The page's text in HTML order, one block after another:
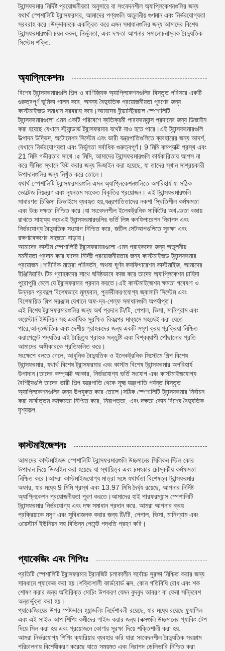
ট্রান্সফরমার নির্দিষ্ট প্রয়োজনীয়তা অনুসারে বা সংবেদনশীল অ্যাপ্লিকেশনগুলির জন্য
যথার্থ স্পেশালিটি ট্রান্সফরমার, আমাদের পণ্যগুলি অতুলনীয় গুণমান এবং নির্ভরযোগ্যতা
সরবরাহ করে।উদ্ভাবনকে একত্রিত করে এমন সমাধানগুলির জন্য আমাদের বিশেষ
ট্রান্সফরমারগুলি চয়ন করুন, নির্ভুলতা, এবং দক্ষতা আপনার সমালোচনামূলক বৈদ্যুতিক
সিস্টেম শক্তি.
অ্যাপ্লিকেশনঃ
বিশেষ ট্রান্সফরমারগুলি শিল্প ও বাণিজ্যিক অ্যাপ্লিকেশনগুলির বিস্তৃত পরিসরে একটি
গুরুত্বপূর্ণ ভূমিকা পালন করে, অনন্য বৈদ্যুতিক প্রয়োজনীয়তা পূরণের জন্য
কাস্টমাইজড সমাধান সরবরাহ করে।আমাদের ইন্ডাস্ট্রিয়াল স্পেশালিটি
ট্রান্সফরমারগুলো এমন একটি পরিবেশে ব্যতিক্রমী পারফরম্যান্স প্রদানের জন্য ডিজাইন
করা হয়েছে যেখানে স্ট্যান্ডার্ড ট্রান্সফরমার যথেষ্ট নাও হতে পারে।এই ট্রান্সফরমারগুলি
উত্পাদন উদ্ভিদ, অটোমেশন সিস্টেম এবং ভারী যন্ত্রপাতিগুলিতে ব্যবহারের জন্য আদর্শ,
যেখানে নির্ভরযোগ্যতা এবং নির্ভুলতা সর্বাধিক গুরুত্বপূর্ণ। 9 মিমি কমপ্যাক্ট প্রস্থ এবং
21 মিমি গভীরতার সাথে।৫ মিমি, আমাদের ট্রান্সফরমারগুলি কার্যকারিতায় আপস না
করে সীমিত স্থানে ফিট করার জন্য ডিজাইন করা হয়েছে, যা তাদের স্থান সাশ্রয়কারী
উপাদানগুলির জন্য নিখুঁত করে তোলে।
যথার্থ স্পেশালিটি ট্রান্সফরমারগুলি এমন অ্যাপ্লিকেশনগুলিতে অপরিহার্য যা সঠিক
ভোল্টেজ নিয়ন্ত্রণ এবং ন্যূনতম সংকেত বিকৃতির প্রয়োজন। এই ট্রান্সফরমারগুলি
সাধারণত চিকিত্সা ডিভাইসে ব্যবহৃত হয়,যন্ত্রপাতিতাদের নকশা স্থিতিশীল কর্মক্ষমতা
এবং উচ্চ দক্ষতা নিশ্চিত করে।যা সংবেদনশীল ইলেকট্রনিক সার্কিটের অখণ্ডতা বজায়
রাখতে সাহায্য করেএই ট্রান্সফরমারগুলির ভর্তি লিঙ্গ কনফিগারেশন নিরাপদ এবং
নির্ভরযোগ্য বৈদ্যুতিক সংযোগ নিশ্চিত করে, জটিল সেটআপগুলিতে সুরক্ষা এবং
রক্ষণাবেক্ষণের সহজতা বাড়ায়।
আমাদের কাস্টম স্পেশালিটি ট্রান্সফরমারগুলো এমন গ্রাহকদের জন্য অতুলনীয়
নমনীয়তা প্রদান করে যাদের নির্দিষ্ট প্রয়োজনীয়তার জন্য কাস্টমাইজড ট্রান্সফরমার
প্রয়োজন।শারীরিক মাত্রা পরিবর্তন, অথবা ঘূর্ণন কনফিগারেশন কাস্টমাইজ, আমাদের
ইঞ্জিনিয়ারিং টিম গ্রাহকদের সাথে ঘনিষ্ঠভাবে কাজ করে তাদের অ্যাপ্লিকেশন চাহিদা
পুরোপুরি মেলে যে ট্রান্সফরমার প্রদান করতে।এই কাস্টমাইজেশন ক্ষমতা গবেষণা ও
উন্নয়ন প্রকল্পে বিশেষভাবে মূল্যবান, পুনর্নবীকরণযোগ্য জ্বালানি সিস্টেম এবং
বিশেষায়িত শিল্প সরঞ্জাম যেখানে অফ-দ্য-শেল্ফ সমাধানগুলি অপর্যাপ্ত।
এই বিশেষ ট্রান্সফরমারগুলির জন্য অর্থ প্রদান টি/টি, পেপাল, ভিসা, মানিগ্রাম এবং
ওয়েস্টার্ন ইউনিয়ন সহ একাধিক সুরক্ষিত বিকল্পের মাধ্যমে সহজেই করা যেতে
পারে,আন্তর্জাতিক এবং দেশীয় গ্রাহকদের জন্য একটি মসৃণ ক্রয় প্রক্রিয়া নিশ্চিত
করাপেমেন্ট পদ্ধতির এই বৈচিত্র্য গ্রাহক সন্তুষ্টি এবং বিশ্বব্যাপী পৌঁছানোর প্রতি
আমাদের অঙ্গীকারকে প্রতিফলিত করে।
সংক্ষেপে বলতে গেলে, আধুনিক বৈদ্যুতিক ও ইলেকট্রনিক সিস্টেমে শিল্প বিশেষ
ট্রান্সফরমার, যথার্থ বিশেষ ট্রান্সফরমার এবং কাস্টম বিশেষ ট্রান্সফরমার অপরিহার্য
উপাদান।তাদের কম্প্যাক্ট আকার, নির্ভরযোগ্য ভর্তি সংযোগ এবং কাস্টমাইজযোগ্য
বৈশিষ্ট্যগুলি তাদের ভারী শিল্প যন্ত্রপাতি থেকে সূক্ষ্ম যন্ত্রপাতি পর্যন্ত বিস্তৃত
অ্যাপ্লিকেশনগুলির জন্য উপযুক্ত করে তোলে।সঠিক স্পেশালিটি ট্রান্সফরমার নির্বাচন
করা সর্বোত্তম কর্মক্ষমতা নিশ্চিত করে, নিরাপত্তা, এবং দক্ষতা কোন বিশেষ বৈদ্যুতিক
দৃশ্যকল্প.
কাস্টমাইজেশনঃ
আমাদের কাস্টমাইজড স্পেশালিটি ট্রান্সফরমারগুলি উচ্চমানের সিলিকন স্টিল কোর
উপাদান দিয়ে ডিজাইন করা হয়েছে যা স্থায়িত্ব এবং চমৎকার চৌম্বকীয় কর্মক্ষমতা
নিশ্চিত করে।আমরা কাস্টমাইজযোগ্য মাত্রা সঙ্গে যথার্থতা বিশেষত্ব ট্রান্সফরমার
অফার, যার মধ্যে 9 মিমি প্রস্থ এবং 13.97 মিমি দৈর্ঘ্য রয়েছে, আপনার নির্দিষ্ট
অ্যাপ্লিকেশন প্রয়োজনীয়তা পূরণ করতে।আমাদের হাই পারফরম্যান্স স্পেশালিটি
ট্রান্সফরমার নির্ভরযোগ্য এবং দক্ষ সমাধান প্রদান করে. আমরা আপনার ক্রয়
প্রক্রিয়াকে মসৃণ এবং সুবিধাজনক করার জন্য টি/টি, পেপাল, ভিসা, মানিগ্রাম এবং
ওয়েস্টার্ন ইউনিয়ন সহ বিভিন্ন পেমেন্ট পদ্ধতি গ্রহণ করি।
প্যাকেজিং এবং শিপিংঃ
প্রতিটি স্পেশালিটি ট্রান্সফরমার ট্রানজিট চলাকালীন সর্বোচ্চ সুরক্ষা নিশ্চিত করার জন্য
সাবধানে প্যাকেজ করা হয়।শক্তিশালী কার্ডবোর্ড বক্স. কোন গতিবিধি রোধ এবং শক
শোষণ করার জন্য অতিরিক্ত মোচিং উপকরণ যেমন বুদবুদ আবরণ বা ফেনা সন্নিবেশ
অন্তর্ভুক্ত করা হয়।
প্যাকেজিংয়ের উপর স্পষ্টভাবে হ্যান্ডলিং নির্দেশাবলী রয়েছে, যার মধ্যে রয়েছে ফ্র্যাগিল
এবং এই সাইড আপ শিপিং কর্মীদের গাইড করার জন্য।বক্সগুলি উচ্চমানের প্যাকিং টেপ
দিয়ে সিল করা হয় এবং প্রয়োজনে কোণার সুরক্ষা দিয়ে শক্তিশালী করা হয়.
আমরা নির্ভরযোগ্য শিপিং ক্যারিয়ার ব্যবহার করি যারা সংবেদনশীল বৈদ্যুতিক সরঞ্জাম
পরিচালনায় বিশেষীকরণ করেছে যাতে সময়মত এবং নিরাপদ ডেলিভারি নিশ্চিত করা